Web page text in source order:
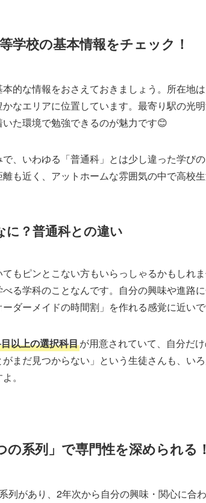
学校の基本情報をチェック！
本的な情報をおさえておきましょう。所在地
なエリアに位置しています。最寄り駅の光
た環境で勉強できるのが魅力です😊
、いわゆる「普通科」とは少し違った学び
も近く、アットホームな雰囲気の中で高校生
に？普通科との違い
てもピンとこない方もいらっしゃるかもしれ
る学科のことなんです。自分の興味や進路
ダーメイドの時間割」を作れる感覚に近いで
以上の選択科目が用意されていて、自分だ
まだ見つからない」という生徒さんも、い
。
の系列」で専門性を深められる！
列があり、2年次から自分の興味・関心に合